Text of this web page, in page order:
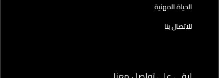
الحياة المهنية
للاتصال بنا